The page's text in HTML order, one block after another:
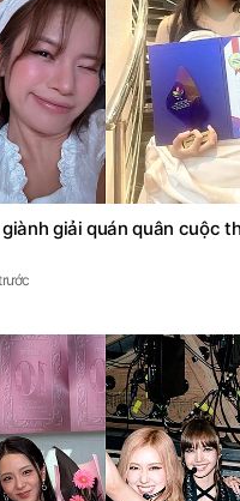
giải quán quân cuộc